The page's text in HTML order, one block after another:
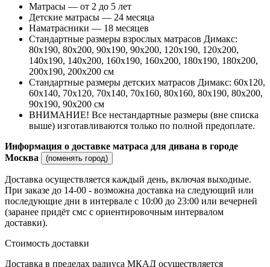
Матрасы — от 2 до 5 лет
Детские матрасы — 24 месяца
Наматрасники — 18 месяцев
Стандартные размеры взрослых матрасов Димакс:
80х190, 80х200, 90х190, 90х200, 120х190, 120х200,
140х190, 140х200, 160х190, 160х200, 180х190, 180х200,
200х190, 200х200 см
Стандартные размеры детских матрасов Димакс: 60х120,
60х140, 70х120, 70х140, 70х160, 80х160, 80х190, 80х200,
90х190, 90х200 см
ВНИМАНИЕ! Все нестандартные размеры (вне списка
выше) изготавливаются только по полной предоплате.
Информация о доставке матраса для дивана в городе
Москва
(поменять город)
Доставка осуществляется каждый день, включая выходные.
При заказе до 14-00 - возможна доставка на следующий или
последующие дни в интервале с 10:00 до 23:00 или вечерней
(заранее придёт смс с ориентировочным интервалом
доставки).
Стоимость доставки
Доставка в пределах радиуса МКАД осуществляется